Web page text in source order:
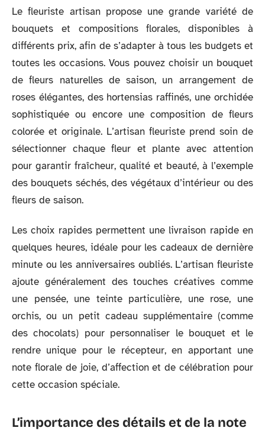
Le fleuriste artisan propose une grande variété de
bouquets et compositions florales, disponibles à
différents prix, afin de s’adapter à tous les budgets et
toutes les occasions. Vous pouvez choisir un bouquet
de fleurs naturelles de saison, un arrangement de
roses élégantes, des hortensias raffinés, une orchidée
sophistiquée ou encore une composition de fleurs
colorée et originale. L’artisan fleuriste prend soin de
sélectionner chaque fleur et plante avec attention
pour garantir fraîcheur, qualité et beauté, à l’exemple
des bouquets séchés, des végétaux d’intérieur ou des
fleurs de saison.
Les choix rapides permettent une livraison rapide en
quelques heures, idéale pour les cadeaux de dernière
minute ou les anniversaires oubliés. L’artisan fleuriste
ajoute généralement des touches créatives comme
une pensée, une teinte particulière, une rose, une
orchis, ou un petit cadeau supplémentaire (comme
des chocolats) pour personnaliser le bouquet et le
rendre unique pour le récepteur, en apportant une
note florale de joie, d’affection et de célébration pour
cette occasion spéciale.
L’importance des détails et de la note